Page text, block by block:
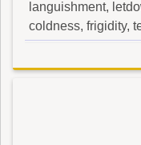
languishment,
coldness, frigidity,